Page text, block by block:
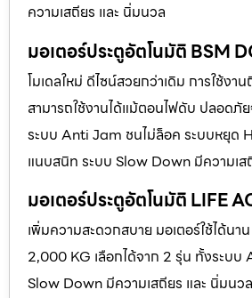
ความเสถียร และ นิ่มนวล
มอเตอร์ประตูอัตโนมัติ BSM
โมเดลใหม่ ดีไซน์สวยกว่าเดิม การใช้ง
สามารถใช้งานได้แม้ตอนไฟดับ ปลอดภั
ระบบ Anti Jam ชนไม่ล็อค ระบบหยุด
แนบสนิท ระบบ Slow Down มีความเส
มอเตอร์ประตูอัตโนมัติ LIFE
เพิ่มความสะดวกสบาย มอเตอร์ใช้ได้น
2,000 KG เลือกได้จาก 2 รุ่น ทั้งระบบ
Slow Down มีความเสถียร และ นิ่มนว